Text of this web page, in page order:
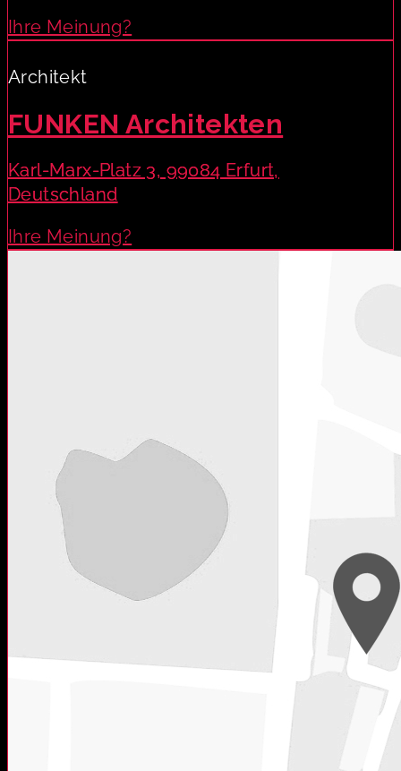
Ihre Meinung?
Architekt
FUNKEN Architekten
Karl-Marx-Platz 3, 99084 Erfurt,
Deutschland
Ihre Meinung?